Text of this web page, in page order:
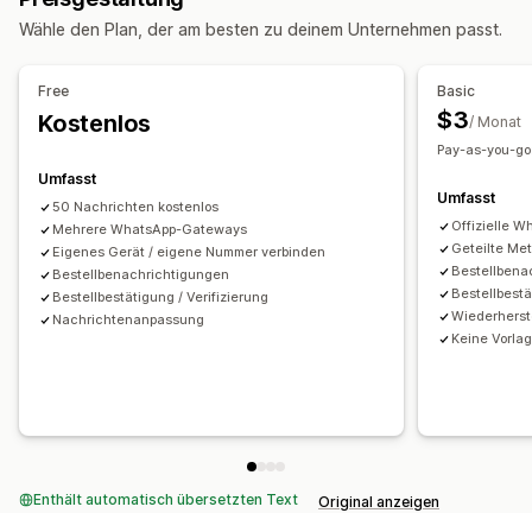
Wähle den Plan, der am besten zu deinem Unternehmen passt.
Free
Kostenlos
Umfasst
50 Nachrichten kostenlos
Mehrere WhatsApp-Gateways
Eigenes Gerät / eigene Nummer verbinden
Bestellbenachrichtigungen
Bestellbestätigung / Verifizierung
Nachrichtenanpassung
Basic
$3/ Monat
Pay-as-you-
Umfasst
Offizielle
Geteilte
Keine
Enthält automatisch übersetzten Text Original anzeigen